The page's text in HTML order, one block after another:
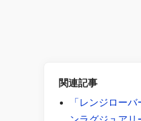
関連記事
「レンジロー